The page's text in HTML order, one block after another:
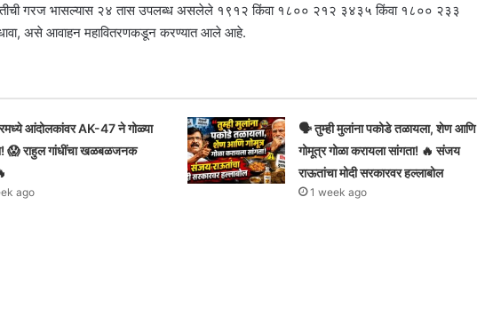
मदतीची गरज भासल्यास २४ तास उपलब्ध असलेले १९१२ किंवा १८०० २१२ ३४३५ किंवा १८०० २३३
असे आवाहन महावितरणकडून करण्यात आले आहे.
आंदोलकांवर AK-47 ने गोळ्या
😱 राहुल गांधींचा खळबळजनक
ago
🗣️ तुम्ही मुलांना पकोडे तळायला, शेण आणि
गोमूत्र गोळा करायला सांगता! 🔥 संजय
राऊतांचा मोदी सरकारवर हल्लाबोल
1 week ago